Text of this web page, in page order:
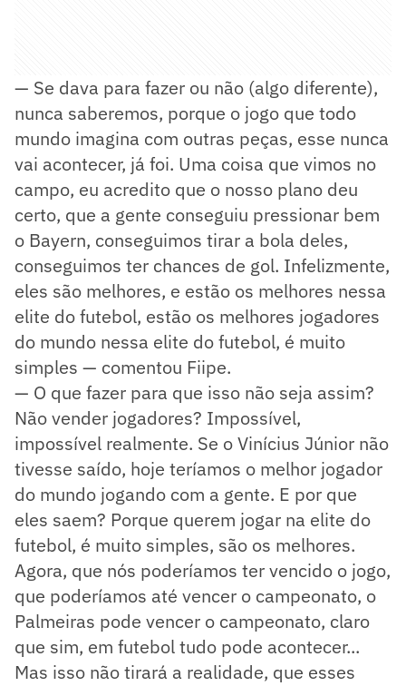
— Se dava para fazer ou não (algo diferente),
nunca saberemos, porque o jogo que todo
mundo imagina com outras peças, esse nunca
vai acontecer, já foi. Uma coisa que vimos no
campo, eu acredito que o nosso plano deu
certo, que a gente conseguiu pressionar bem
o Bayern, conseguimos tirar a bola deles,
conseguimos ter chances de gol. Infelizmente,
eles são melhores, e estão os melhores nessa
elite do futebol, estão os melhores jogadores
do mundo nessa elite do futebol, é muito
simples — comentou Fiipe.
— O que fazer para que isso não seja assim?
Não vender jogadores? Impossível,
impossível realmente. Se o Vinícius Júnior não
tivesse saído, hoje teríamos o melhor jogador
do mundo jogando com a gente. E por que
eles saem? Porque querem jogar na elite do
futebol, é muito simples, são os melhores.
Agora, que nós poderíamos ter vencido o jogo,
que poderíamos até vencer o campeonato, o
Palmeiras pode vencer o campeonato, claro
que sim, em futebol tudo pode acontecer...
Mas isso não tirará a realidade, que esses